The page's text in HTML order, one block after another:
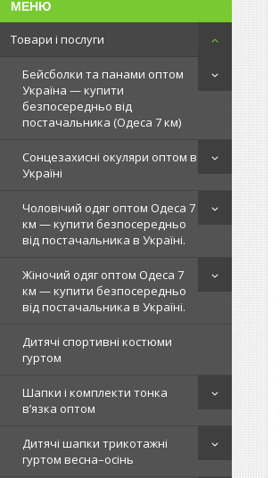
Товари і послуги
Бейсболки та панами оптом
Україна — купити
безпосередньо від
постачальника (Одеса 7 км)
Сонцезахисні окуляри оптом в
Україні
Чоловічий одяг оптом Одеса 7
км — купити безпосередньо
від постачальника в Україні.
Жіночий одяг оптом Одеса 7
км — купити безпосередньо
від постачальника в Україні.
Дитячі спортивні костюми
гуртом
Шапки і комплекти тонка
в’язка оптом
Дитячі шапки трикотажні
гуртом весна–осінь